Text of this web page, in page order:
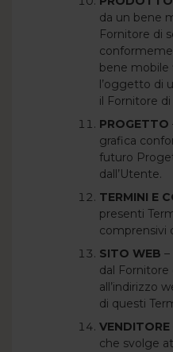
da un bene
Fornitore di
bene mobile
l’oggetto di
il Fornitore di
PROGETTO
grafica
futuro
dall’Utente.
TERMINI E
presenti
comprensivi
SITO WEB
dal Fornitore
all’indirizzo
di questi
VENDITORE
che svolge